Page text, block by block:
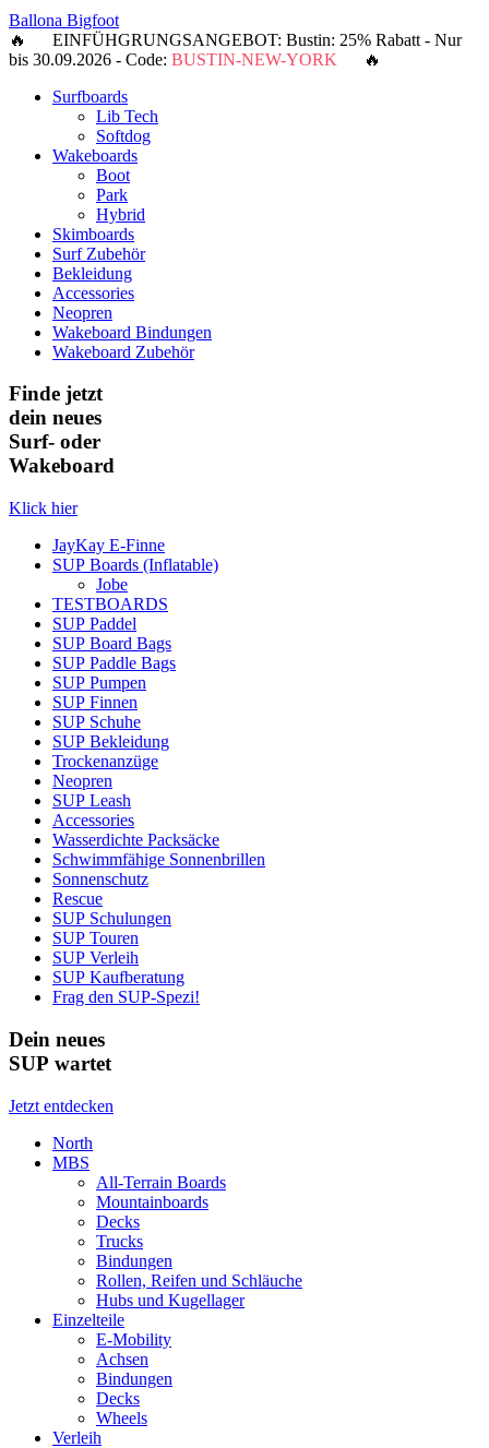
Ballona Bigfoot
🔥 EINFÜHGRUNGSANGEBOT: Bustin: 25% Rabatt - Nur
bis 30.09.2026 - Code: BUSTIN-NEW-YORK 🔥
Surfboards
Lib Tech
Softdog
Wakeboards
Boot
Park
Hybrid
Skimboards
Surf Zubehör
Bekleidung
Accessories
Neopren
Wakeboard Bindungen
Wakeboard Zubehör
Finde jetzt
dein neues
Surf- oder
Wakeboard
Klick hier
JayKay E-Finne
SUP Boards (Inflatable)
Jobe
TESTBOARDS
SUP Paddel
SUP Board Bags
SUP Paddle Bags
SUP Pumpen
SUP Finnen
SUP Schuhe
SUP Bekleidung
Trockenanzüge
Neopren
SUP Leash
Accessories
Wasserdichte Packsäcke
Schwimmfähige Sonnenbrillen
Sonnenschutz
Rescue
SUP Schulungen
SUP Touren
SUP Verleih
SUP Kaufberatung
Frag den SUP-Spezi!
Dein neues
SUP wartet
Jetzt entdecken
North
MBS
All-Terrain Boards
Mountainboards
Decks
Trucks
Bindungen
Rollen, Reifen und Schläuche
Hubs und Kugellager
Einzelteile
E-Mobility
Achsen
Bindungen
Decks
Wheels
Verleih